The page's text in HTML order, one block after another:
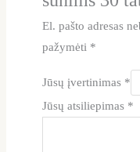
El. pašto adresas
pažymėti *
Jūsų įvertinimas *
Jūsų atsiliepimas *